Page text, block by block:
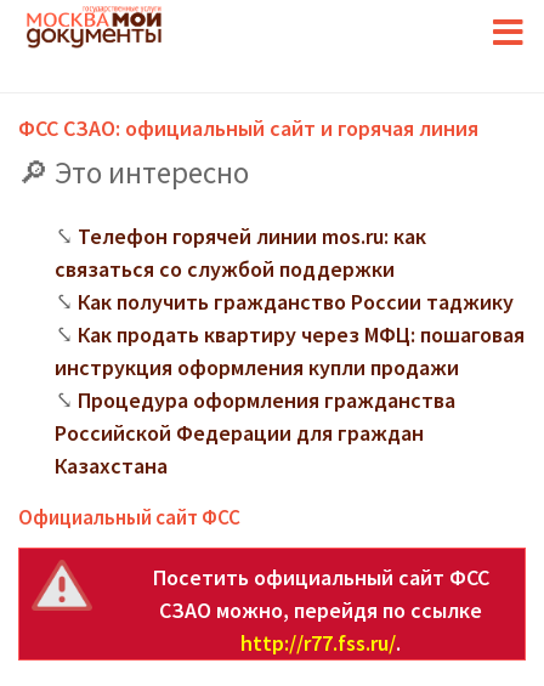
ФСС СЗАО: официальный сайт и горячая линия
Это интересно
Телефон горячей линии mos.ru: как
связаться со службой поддержки
Как получить гражданство России таджику
Как продать квартиру через МФЦ: пошаговая
инструкция оформления купли продажи
Процедура оформления гражданства
Российской Федерации для граждан
Казахстана
Официальный сайт ФСС
Посетить официальный сайт ФСС
СЗАО можно, перейдя по ссылке
http://r77.fss.ru/.